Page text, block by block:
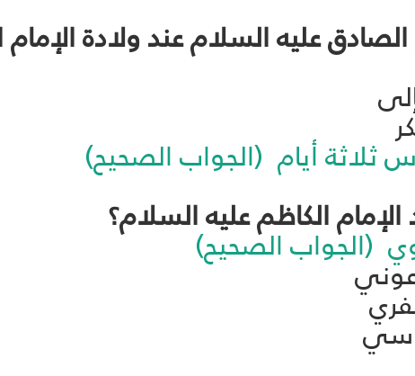
ثلاثة أيام (الجواب الصحيح)
(الجواب الصحيح)